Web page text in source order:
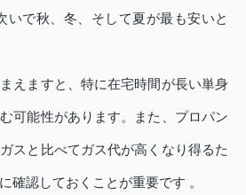
いで秋、冬、そして夏が最も安いと
えますと、特に在宅時間が長い単身
可能性があります。また、プロパン
スと比べてガス代が高くなり得るた
確認しておくことが重要です 。